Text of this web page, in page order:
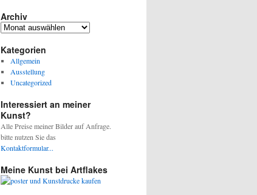
Archiv
Archiv
Kategorien
Allgemein
Ausstellung
Uncategorized
Interessiert an meiner
Kunst?
Alle Preise meiner Bilder auf Anfrage.
bitte nutzen Sie das
Kontaktformular...
Meine Kunst bei Artflakes